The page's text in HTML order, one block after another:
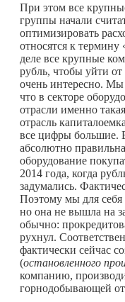
При этом все
группы начали
оптимизировать
относятся к
деле все крупные
рубль, чтобы уйти
очень интересно.
что в секторе
отрасли именно
отрасль
все цифры большие.
абсолютно
оборудование
2014 года, когда
задумались.
Поэтому мы для
но она не вышла на
обычно:
рухнул.
фактически сейчас
(остановленного
компанию,
горнодобывающей